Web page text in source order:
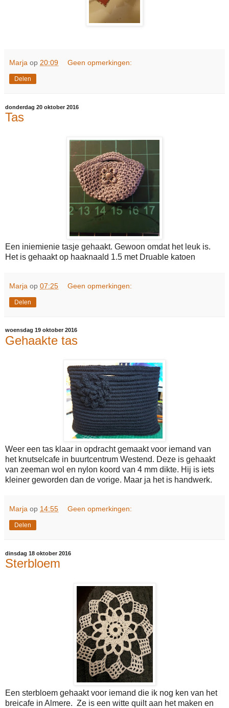
Marja op 20:09 Geen opmerkingen:
Delen
donderdag 20 oktober 2016
Tas
Een iniemienie tasje gehaakt. Gewoon omdat het leuk is.
Het is gehaakt op haaknaald 1.5 met Druable katoen
Marja op 07:25 Geen opmerkingen:
Delen
woensdag 19 oktober 2016
Gehaakte tas
Weer een tas klaar in opdracht gemaakt voor iemand van
het knutselcafe in buurtcentrum Westend. Deze is gehaakt
van zeeman wol en nylon koord van 4 mm dikte. Hij is iets
kleiner geworden dan de vorige. Maar ja het is handwerk.
Marja op 14:55 Geen opmerkingen:
Delen
dinsdag 18 oktober 2016
Sterbloem
Een sterbloem gehaakt voor iemand die ik nog ken van het
breicafe in Almere. Ze is een witte quilt aan het maken en